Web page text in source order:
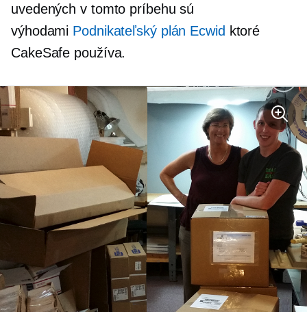
uvedených v tomto príbehu sú
výhodami Podnikateľský plán Ecwid ktoré
CakeSafe používa.